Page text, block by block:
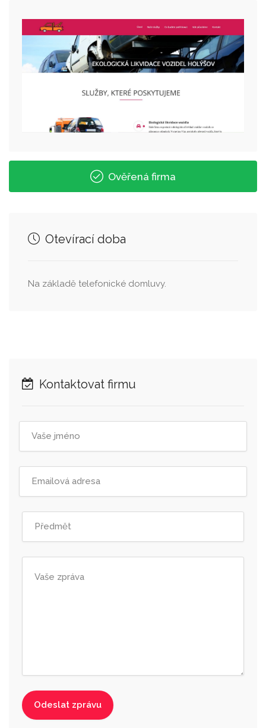
Ověřená firma
Otevírací doba
Na základě telefonické domluvy.
Kontaktovat firmu